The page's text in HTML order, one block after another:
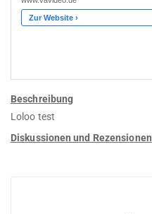
Beschreibung
Loloo test
Diskussionen und Rezensionen